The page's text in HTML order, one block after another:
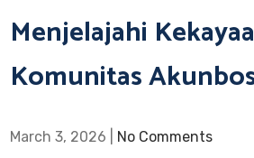
Menjelajahi
Komunitas
March 3, 2026
No Comments